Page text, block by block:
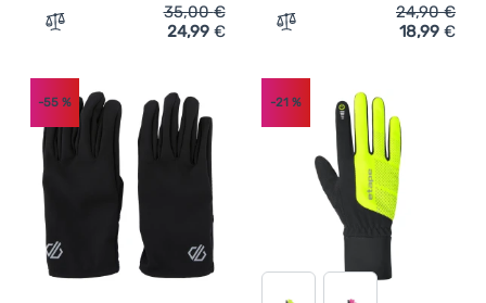
Zum Vergleich 'Fäustlinge Craft Core Insulate'
35,00€
24,99 € Zum Vergleich
24,90€
18,99 €
-55 % -21%